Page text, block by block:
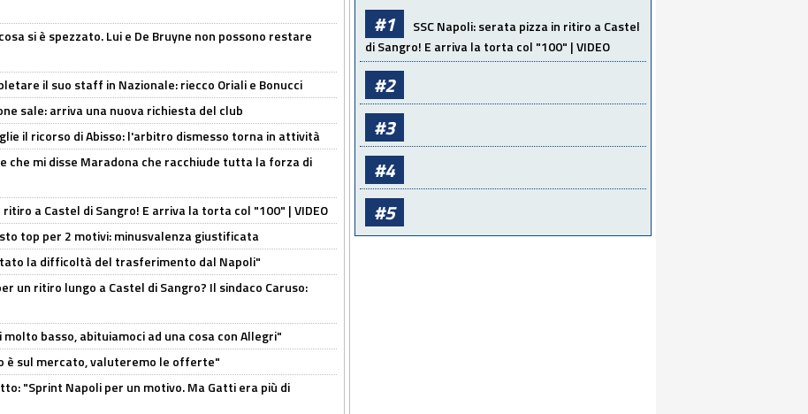
si è spezzato. Lui e De Bruyne non possono restare
il suo staff in Nazionale: riecco Oriali e Bonucci
sale: arriva una nuova richiesta del club
il ricorso di Abisso: l'arbitro dismesso torna in attività
che mi disse Maradona che racchiude tutta la forza di
ritiro a Castel di Sangro! E arriva la torta col "100" | VIDEO
top per 2 motivi: minusvalenza giustificata
la difficoltà del trasferimento dal Napoli"
un ritiro lungo a Castel di Sangro? Il sindaco Caruso:
basso, abituiamoci ad una cosa con Allegri"
è sul mercato, valuteremo le offerte"
"Sprint Napoli per un motivo. Ma Gatti era più di
#1
SSC Napoli: serata pizza in ritiro a Castel
di Sangro! E arriva la torta col "100" | VIDEO
#2
#3
#4
#5